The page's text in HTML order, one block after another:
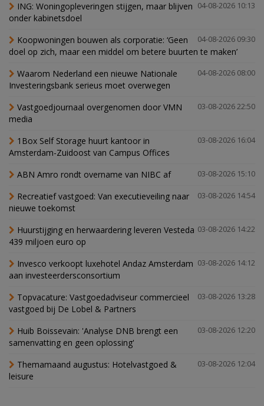
04-08-2026 10:13
ING: Woningopleveringen stijgen, maar blijven
onder kabinetsdoel
04-08-2026 09:30
Koopwoningen bouwen als corporatie: ‘Geen
doel op zich, maar een middel om betere buurten te maken’
04-08-2026 08:00
Waarom Nederland een nieuwe Nationale
Investeringsbank serieus moet overwegen
03-08-2026 22:50
Vastgoedjournaal overgenomen door VMN
media
03-08-2026 16:04
1Box Self Storage huurt kantoor in
Amsterdam-Zuidoost van Campus Offices
03-08-2026 15:10
ABN Amro rondt overname van NIBC af
03-08-2026 14:54
Recreatief vastgoed: Van executieveiling naar
nieuwe toekomst
03-08-2026 14:22
Huurstijging en herwaardering leveren Vesteda
439 miljoen euro op
03-08-2026 14:12
Invesco verkoopt luxehotel Andaz Amsterdam
aan investeerdersconsortium
03-08-2026 13:28
Topvacature: Vastgoedadviseur commercieel
vastgoed bij De Lobel & Partners
03-08-2026 12:20
Huib Boissevain: 'Analyse DNB brengt een
samenvatting en geen oplossing'
03-08-2026 12:04
Themamaand augustus: Hotelvastgoed &
leisure